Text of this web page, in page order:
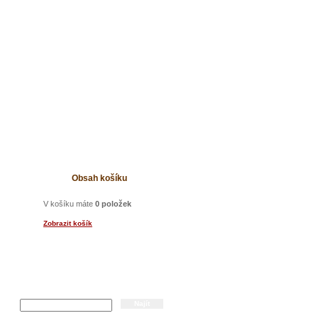
Obsah košíku
V košíku máte 0 položek
Zobrazit košík